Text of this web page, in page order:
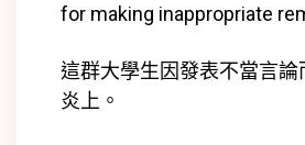
for making inappropriate
這群大學生因發表不當言論
炎上。